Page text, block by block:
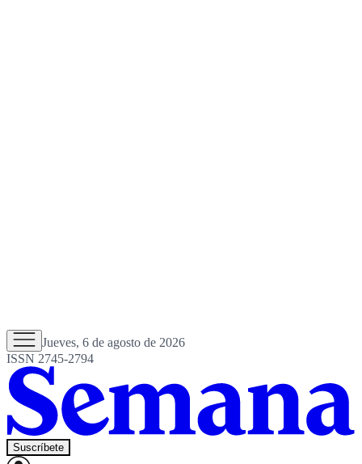
Jueves, 6 de agosto de 2026
ISSN 2745-2794
Suscríbete